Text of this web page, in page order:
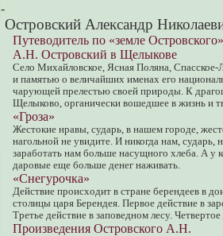
-
Островский Александр
Путеводитель по «земле Островского»
А.Н. Островский в Щелыкове
Село Михайловское, Ясная Поляна, Спасское-
и памятью о величайших именах его
чарующей прелестью своей природы. К
Щелыково, органически вошедшее в жизнь и
«Гроза»
Жестокие нравы, сударь, в нашем городе,
нагольной не увидите. И никогда нам,
заработать нам больше насущного хлеба. А у
даровые еще больше денег наживать.
«Снегурочка»
Действие происходит в стране берендеев в
столицы царя Берендея. Первое действие в
Третье действие в заповедном лесу.
Произведения Островского А.Н.